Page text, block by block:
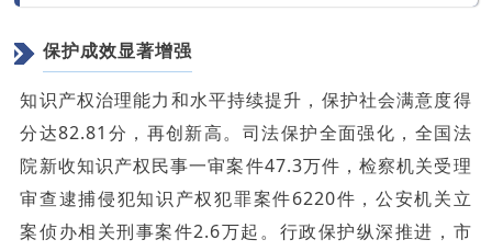
保护成效显著增强
知识产权治理能力和水平持续提升，保护社会满意度得
分达82.81分，再创新高。司法保护全面强化，全国法
院新收知识产权民事一审案件47.3万件，检察机关受理
审查逮捕侵犯知识产权犯罪案件6220件，公安机关立
案侦办相关刑事案件2.6万起。行政保护纵深推进，市